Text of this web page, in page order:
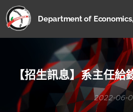
Department of Economics,
【招生訊息】系主任
2022-06-